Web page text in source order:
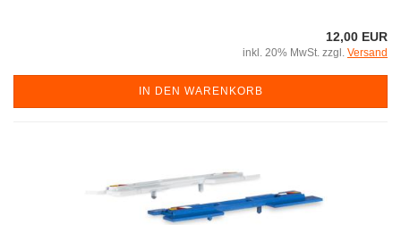
12,00 EUR
inkl. 20% MwSt. zzgl. Versand
IN DEN WARENKORB